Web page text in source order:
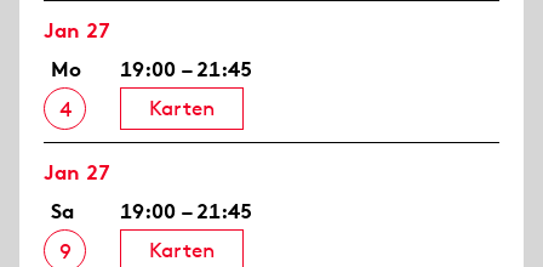
Jan 27
Mo
4
19:00 – 21:45
Karten
Jan 27
Sa
9
19:00 – 21:45
Karten